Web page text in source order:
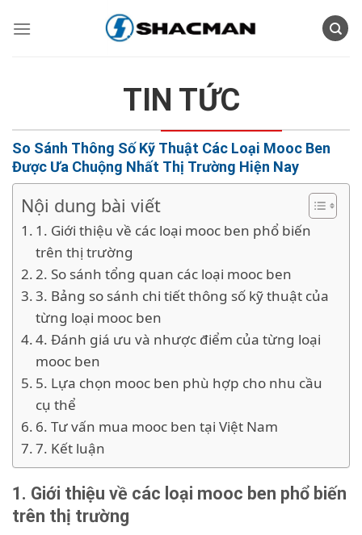
TIN TỨC
So Sánh Thông Số Kỹ Thuật Các Loại Mooc Ben
Được Ưa Chuộng Nhất Thị Trường Hiện Nay
Nội dung bài viết
1. Giới thiệu về các loại mooc ben phổ biến
trên thị trường
2. So sánh tổng quan các loại mooc ben
3. Bảng so sánh chi tiết thông số kỹ thuật của
từng loại mooc ben
4. Đánh giá ưu và nhược điểm của từng loại
mooc ben
5. Lựa chọn mooc ben phù hợp cho nhu cầu
cụ thể
6. Tư vấn mua mooc ben tại Việt Nam
7. Kết luận
1. Giới thiệu về các loại mooc ben phổ biến
trên thị trường